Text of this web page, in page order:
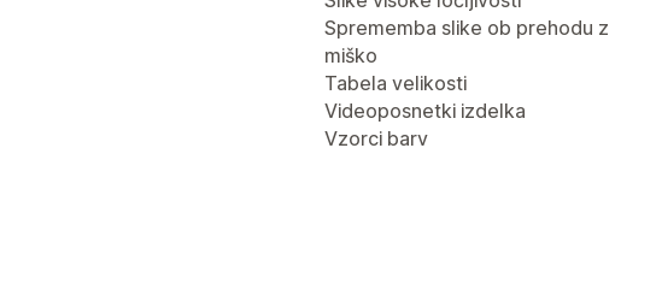
Sprememba slike ob prehodu z
miško
Tabela velikosti
Videoposnetki izdelka
Vzorci barv